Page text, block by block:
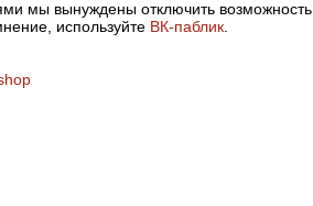
мы вынуждены отключить возможность
используйте ВК-паблик